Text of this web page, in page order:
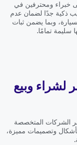
خبراء ومحترفين في
ذكية جدًا لضمان عدم
وبما يضمن ثبات
سليمة تمامًا.
لشراء وبيع
الشركات المتخصصة
وتصميمات مميزة،